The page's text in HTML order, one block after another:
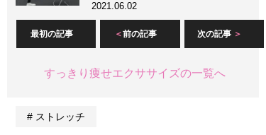
2021.06.02
最初の記事 前の記事 次の記事
すっきり痩せエクササイズの一覧へ
ストレッチ